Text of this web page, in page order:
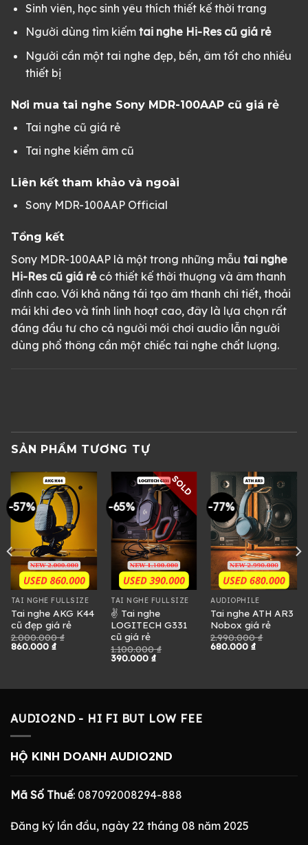
Sinh viên, học sinh yêu thích thiết kế thời trang
Người dùng tìm kiếm tai nghe Hi-Res cũ giá rẻ
Người cần một tai nghe đẹp, bền, âm tốt cho nhiều
thiết bị
Nơi mua tai nghe Sony MDR-100AAP cũ giá rẻ
Tai nghe cũ giá rẻ
Tai nghe kiểm âm cũ
Liên kết tham khảo và ngoài
Sony MDR-100AAP Official
Tổng kết
Sony MDR-100AAP là một trong những mẫu tai nghe
Hi-Res cũ giá rẻcó thiết kế thời thượng và âm thanh
đỉnh cao. Với khả năng tái tạo âm thanh chi tiết, thoải
mái khi đeo và tính linh hoạt cao, đây là lựa chọn rất
đáng đầu tư cho cả người mới chơi audio lẫn người
dùng phổ thông cần một chiếc tai nghe chất lượng.
SẢN PHẨM TƯƠNG TỰ
-57%
TAI NGHE FULLSIZE
Tai nghe AKG K44
cũ đẹp giá rẻ
2.000.000₫
Giá
860.000 ₫Giá
-65%
SOLD
TAI NGHE FULLSIZE
✌ Tai nghe
LOGITECH G331
cũ giá rẻ
1.100.000₫
Giá
390.000₫Giá
-77%
AUDIOPHILE
Tai nghe ATH AR3
Nobox giá rẻ
2.990.000₫
Giá
680.000₫Giá
AUDIO2ND - HI FI BUT LOW FEE
HỘ KINH DOANH AUDIO2ND
Mã Số Thuế: 087092008294-888
Đăng ký lần đầu, ngày 22 tháng 08 năm 2025